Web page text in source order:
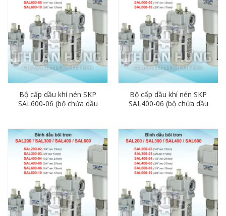
Bộ cấp dầu khí nén SKP
SAL600-06 (bộ chứa dầu
Bộ cấp dầu khí nén SKP
SAL400-06 (bộ chứa dầu